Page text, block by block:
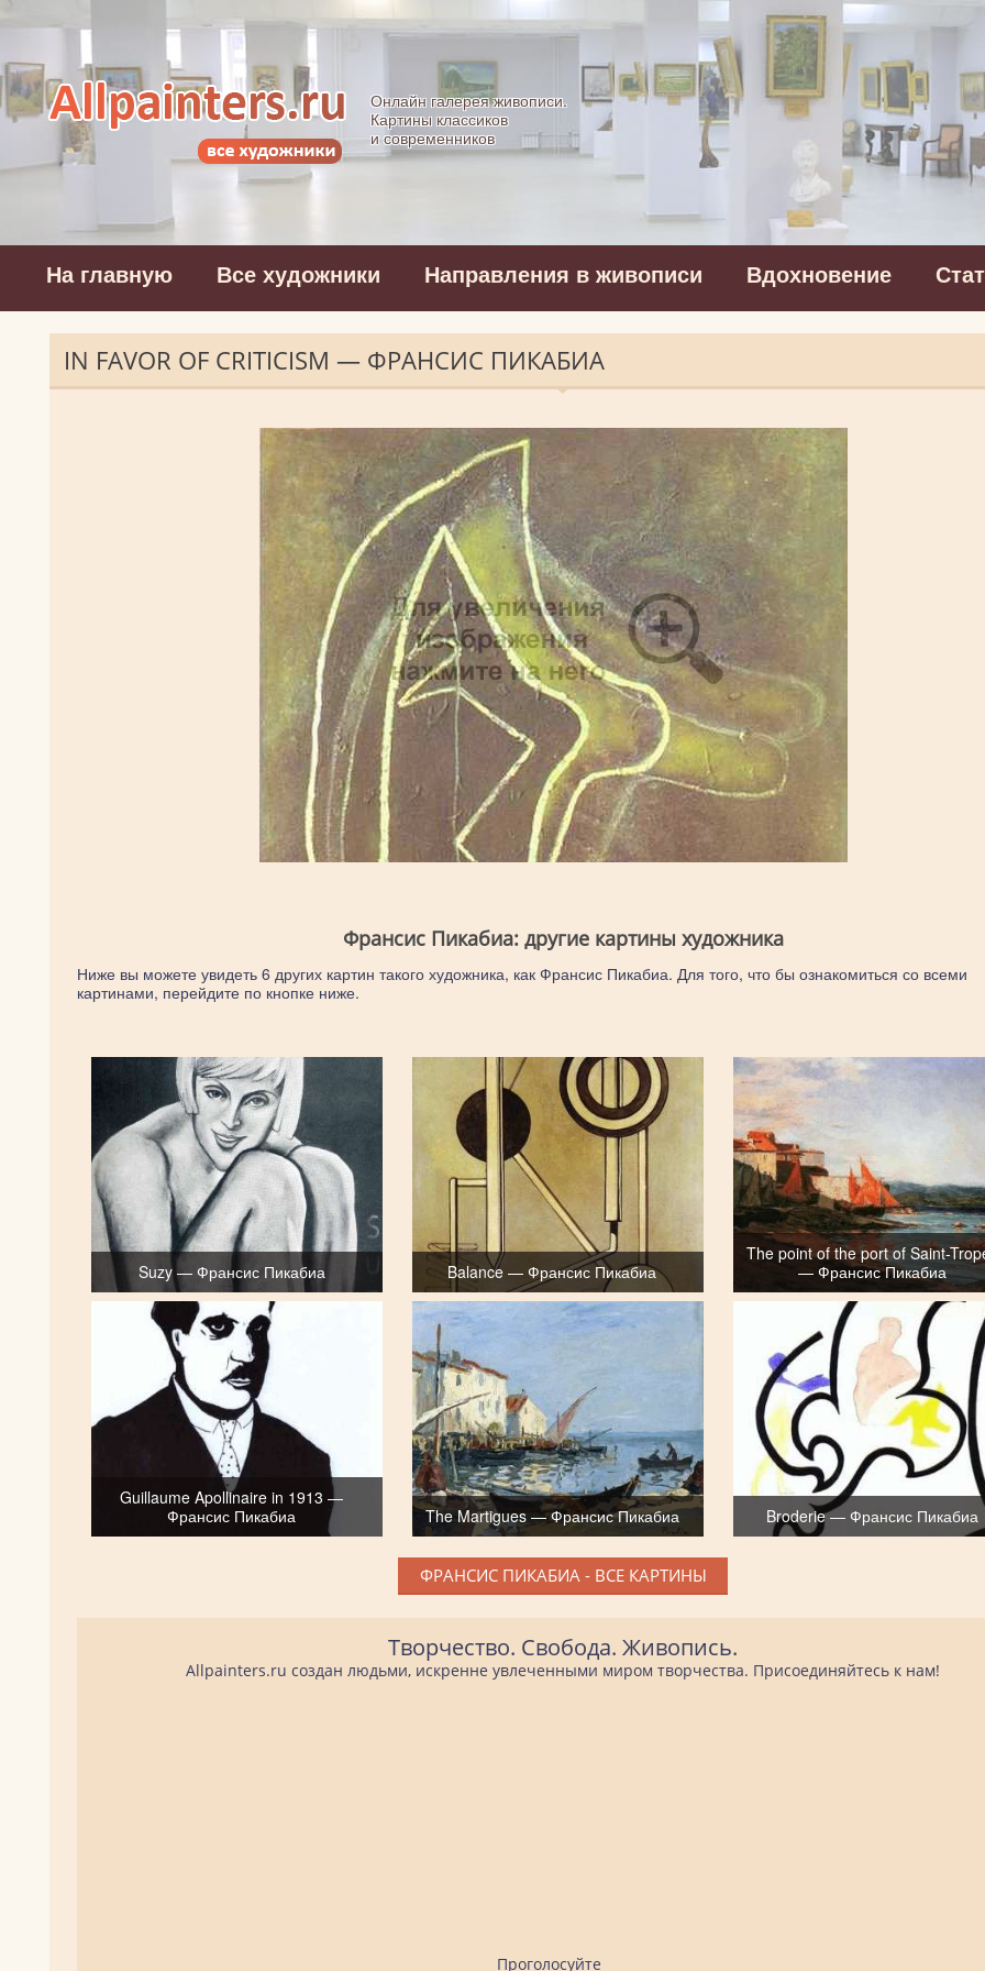
Allpainters.ru - картинная галерея
Онлайн галерея живописи.
Картины классиков
и современников
На главную Все художники Направления в живописи Вдохновение
IN FAVOR OF CRITICISM — ФРАНСИС ПИКАБИА
Франсис Пикабиа: другие картины художника
Ниже вы можете увидеть 6 других картин такого художника, как Франсис Пикабиа. Для того, что бы ознакомиться со всеми
картинами, перейдите по кнопке ниже.
Suzy — Франсис Пикабиа Balance — Франсис Пикабиа
The point of the port of Saint-
— Франсис Пикабиа
Guillaume Apollinaire in 1913 —
Франсис Пикабиа
The Martigues — Франсис Пикабиа Broderie — Франсис Пикабиа
ФРАНСИС ПИКАБИА - ВСЕ КАРТИНЫ
Творчество. Свобода. Живопись.
Allpainters.ru создан людьми, искренне увлеченными миром творчества. Присоединяйтесь к нам!
Проголосуйте